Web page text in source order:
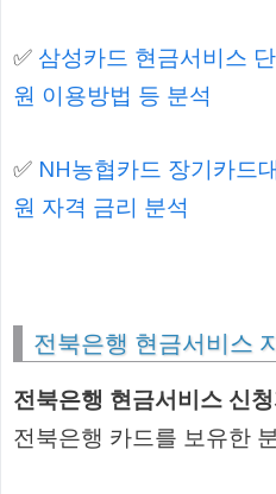
✅ 삼성카드 현금서비스
원 이용방법 등 분석
✅ NH농협카드 장기카드
원 자격 금리 분석
전북은행 현금서비스
전북은행 현금서비스 신
전북은행 카드를 보유한